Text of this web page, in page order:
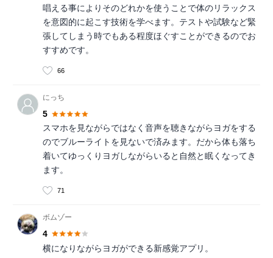
唱える事によりそのどれかを使うことで体のリラックス
を意図的に起こす技術を学べます。テストや試験など緊
張してしまう時でもある程度ほぐすことができるのでお
すすめです。
66
にっち
5
スマホを見ながらではなく音声を聴きながらヨガをする
のでブルーライトを見ないで済みます。だから体も落ち
着いてゆっくりヨガしながらいると自然と眠くなってき
ます。
71
ボムゾー
4
横になりながらヨガができる新感覚アプリ。